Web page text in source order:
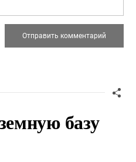
базу